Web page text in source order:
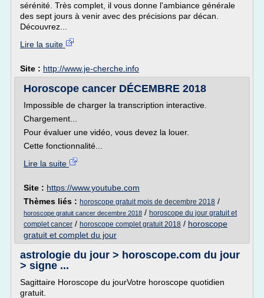
sérénité. Très complet, il vous donne l'ambiance générale
des sept jours à venir avec des précisions par décan.
Découvrez...
Lire la suite
Site : http://www.je-cherche.info
Horoscope cancer DÉCEMBRE 2018
Impossible de charger la transcription interactive.
Chargement...
Pour évaluer une vidéo, vous devez la louer.
Cette fonctionnalité...
Lire la suite
Site : https://www.youtube.com
Thèmes liés : horoscope gratuit mois de decembre 2018 /
horoscope gratuit cancer decembre 2018 / horoscope du jour gratuit et
complet cancer / horoscope complet gratuit 2018 / horoscope
gratuit et complet du jour
astrologie du jour > horoscope.com du jour
> signe ...
Sagittaire Horoscope du jourVotre horoscope quotidien
gratuit.